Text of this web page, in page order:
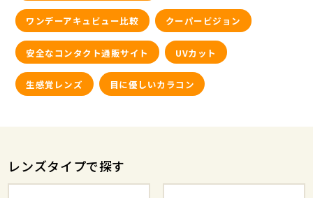
ワンデーアキュビュー比較 クーパービジョン
安全なコンタクト通販サイト UVカット
生感覚レンズ 目に優しいカラコン
レンズタイプで探す